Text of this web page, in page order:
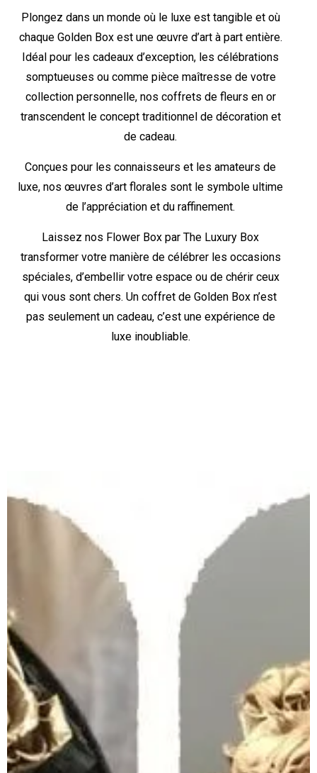
Plongez dans un monde où le luxe est tangible et où
chaque Golden Box est une œuvre d’art à part entière.
Idéal pour les cadeaux d’exception, les célébrations
somptueuses ou comme pièce maîtresse de votre
collection personnelle, nos coffrets de fleurs en or
transcendent le concept traditionnel de décoration et
de cadeau.
Conçues pour les connaisseurs et les amateurs de
luxe, nos œuvres d’art florales sont le symbole ultime
de l’appréciation et du raffinement.
Laissez nos Flower Box par The Luxury Box
transformer votre manière de célébrer les occasions
spéciales, d’embellir votre espace ou de chérir ceux
qui vous sont chers. Un coffret de Golden Box n’est
pas seulement un cadeau, c’est une expérience de
luxe inoubliable.